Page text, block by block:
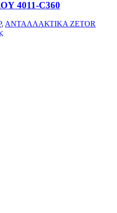
4011-C360
, ΑΝΤΑΛΛΑΚΤΙΚΑ ZETOR